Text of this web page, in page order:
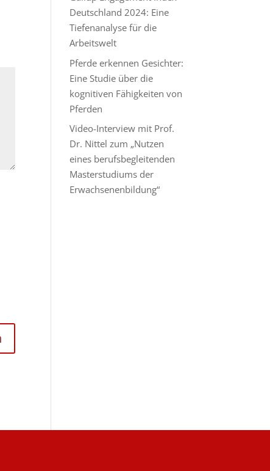
Deutschland 2024: Eine
Tiefenanalyse für die
Arbeitswelt
Pferde erkennen Gesichter:
Eine Studie über die
kognitiven Fähigkeiten von
Pferden
Video-Interview mit Prof.
Dr. Nittel zum „Nutzen
eines berufsbegleitenden
Masterstudiums der
Erwachsenenbildung“